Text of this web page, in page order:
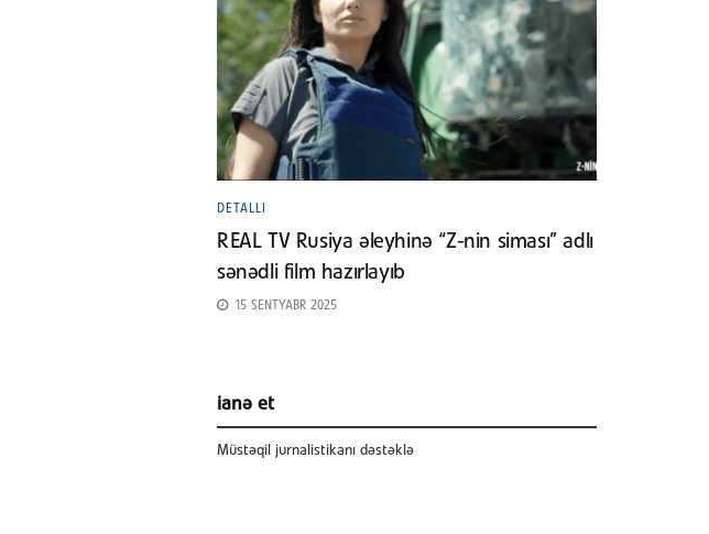
DETALLI
REAL TV Rusiya əleyhinə “Z-nin siması” adlı
sənədli film hazırlayıb
15 SENTYABR 2025
ianə et
Müstəqil jurnalistikanı dəstəklə